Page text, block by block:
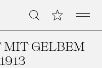
Suche Meine Open
MIT GELBEM